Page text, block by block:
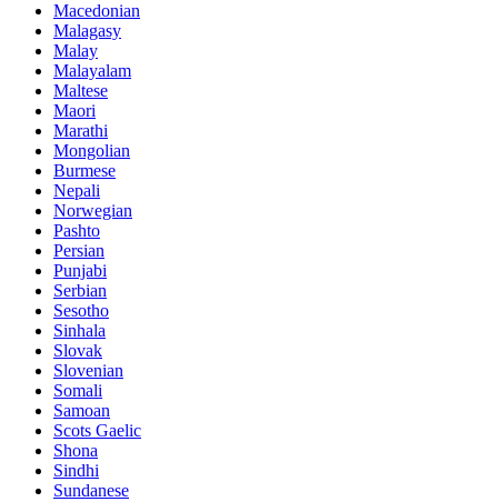
Macedonian
Malagasy
Malay
Malayalam
Maltese
Maori
Marathi
Mongolian
Burmese
Nepali
Norwegian
Pashto
Persian
Punjabi
Serbian
Sesotho
Sinhala
Slovak
Slovenian
Somali
Samoan
Scots Gaelic
Shona
Sindhi
Sundanese